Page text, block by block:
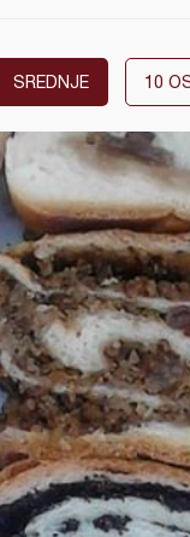
SREDNJE 10